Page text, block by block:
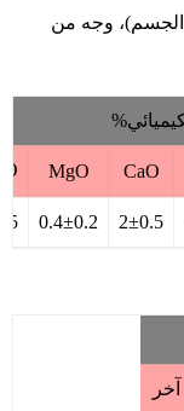
(الجسم)، وجه من
CaO
MgO
O
2±0.5
0.4±0.2
آخر